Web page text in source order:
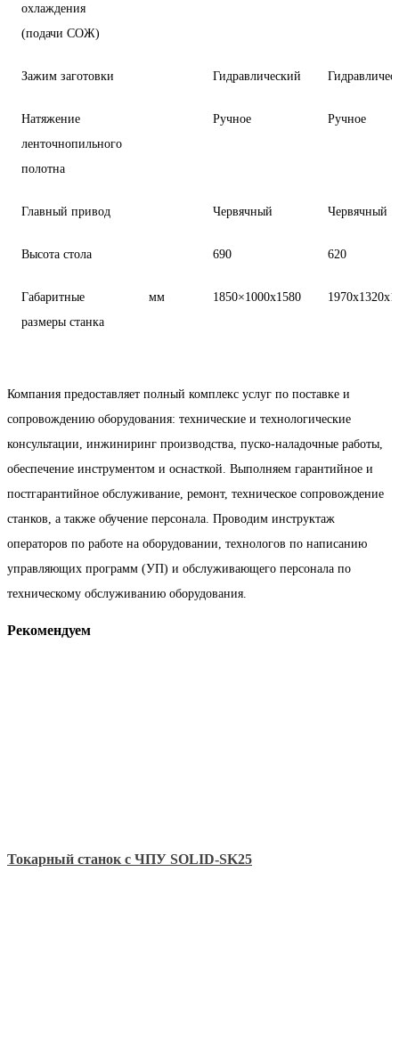
охлаждения
(подачи СОЖ)
Зажим заготовки Гидравлический
Натяжение
ленточнопильного
полотна
Ручное Ручное
Главный привод Червячный Червячный
Высота стола 690 620
Габаритные
размеры станка
мм 1850×1000х1580
Компания предоставляет полный комплекс услуг по поставке и
сопровождению оборудования: технические и технологические
консультации, инжиниринг производства, пуско-наладочные работы,
обеспечение инструментом и оснасткой. Выполняем гарантийное и
постгарантийное обслуживание, ремонт, техническое сопровождение
станков, а также обучение персонала. Проводим инструктаж
операторов по работе на оборудовании, технологов по написанию
управляющих программ (УП) и обслуживающего персонала по
техническому обслуживанию оборудования.
Рекомендуем
Токарный станок с ЧПУ SOLID-SK25